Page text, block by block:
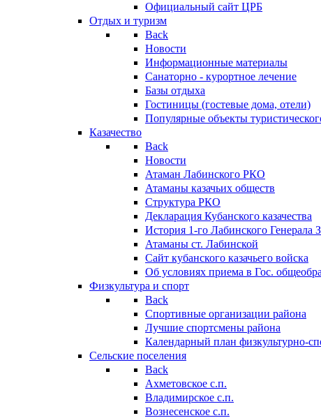
Официальный сайт ЦРБ
Отдых и туризм
Back
Новости
Информационные материалы
Санаторно - курортное лечение
Базы отдыха
Гостиницы (гостевые дома, отели)
Популярные объекты
Казачество
Back
Новости
Атаман Лабинского РКО
Атаманы казачьих обществ
Структура РКО
Декларация Кубанского казачества
История 1-го Лабинского Генерала
Атаманы ст. Лабинской
Cайт кубанского казачьего войска
Об условиях приема в Гос.
Физкультура и спорт
Back
Спортивные организации района
Лучшие спортсмены района
Календарный план физкультурно-
Сельские поселения
Back
Ахметовское с.п.
Владимирское с.п.
Вознесенское с.п.